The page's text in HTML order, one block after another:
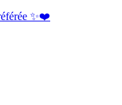
✨❤️